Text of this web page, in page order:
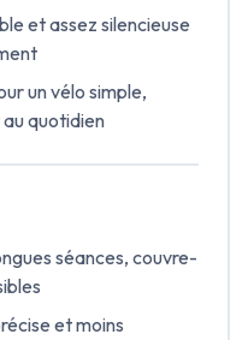
et assez silencieuse
un vélo simple,
quotidien
séances, couvre-
et moins